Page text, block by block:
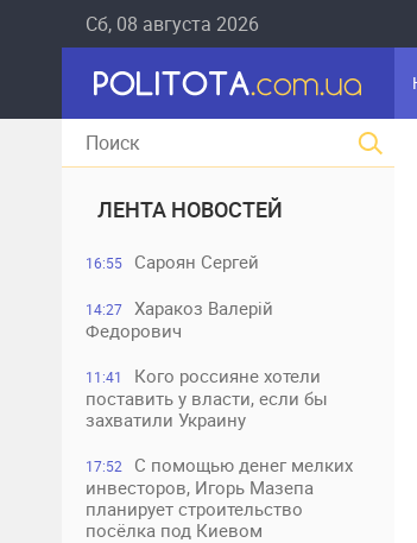
Сб, 08 августа 2026
ЛЕНТА НОВОСТЕЙ
16:55 Сароян Сергей
14:27
Харакоз Валерій
Федорович
11:41
Кого россияне хотели
поставить у власти, если бы
захватили Украину
17:52
С помощью денег мелких
инвесторов, Игорь Мазепа
планирует строительство
посёлка под Киевом